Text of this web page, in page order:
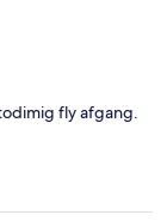
fly afgang.